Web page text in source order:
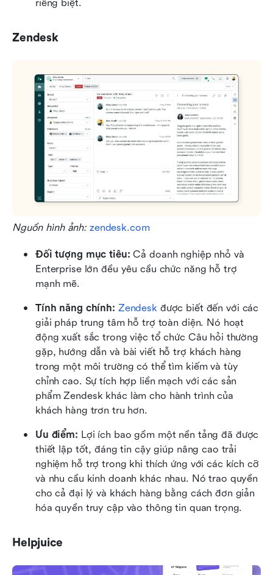
riêng biệt.
Zendesk
Nguồn hình ảnh: zendesk.com
Đối tượng mục tiêu: Cả doanh nghiệp nhỏ và
Enterprise lớn đều yêu cầu chức năng hỗ trợ
mạnh mẽ.
Tính năng chính: Zendesk được biết đến với các
giải pháp trung tâm hỗ trợ toàn diện. Nó hoạt
động xuất sắc trong việc tổ chức Câu hỏi thường
gặp, hướng dẫn và bài viết hỗ trợ khách hàng
trong một môi trường có thể tìm kiếm và tùy
chỉnh cao. Sự tích hợp liền mạch với các sản
phẩm Zendesk khác làm cho hành trình của
khách hàng trơn tru hơn.
Ưu điểm: Lợi ích bao gồm một nền tảng đã được
thiết lập tốt, đáng tin cậy giúp nâng cao trải
nghiệm hỗ trợ trong khi thích ứng với các kích cỡ
và nhu cầu kinh doanh khác nhau. Nó trao quyền
cho cả đại lý và khách hàng bằng cách đơn giản
hóa quyền truy cập vào thông tin quan trọng.
Helpjuice